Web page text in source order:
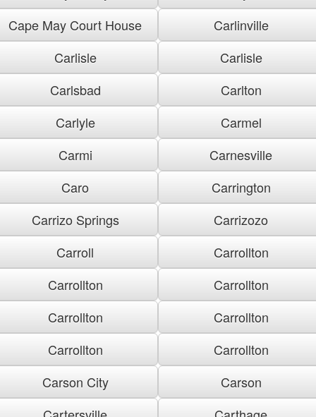
Cape May Court House
Carlinville
Carlisle
Carlisle
Carlsbad
Carlton
Carlyle
Carmel
Carmi
Carnesville
Caro
Carrington
Carrizo Springs
Carrizozo
Carroll
Carrollton
Carrollton
Carrollton
Carrollton
Carrollton
Carrollton
Carrollton
Carson City
Carson